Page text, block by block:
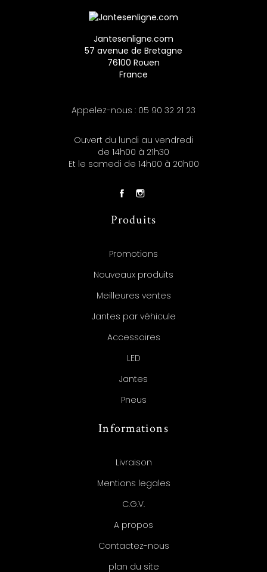
Jantesenligne.com
57 avenue de Bretagne
76100 Rouen
France
Appelez-nous : 05 90 32 21 23
Ouvert du lundi au vendredi
de 14h00 à 21h30
Et le samedi de 14h00 à 20h00
Produits
Promotions
Nouveaux produits
Meilleures ventes
Jantes par véhicule
Accessoires
LED
Jantes
Pneus
Informations
Livraison
Mentions legales
C.G.V.
A propos
Contactez-nous
plan du site